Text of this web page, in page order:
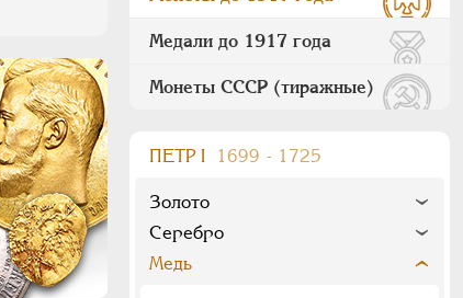
Медали до 1917 года
Монеты СССР (тиражные)
ПEТР I 1699 - 1725
Золото
Серебро
Медь